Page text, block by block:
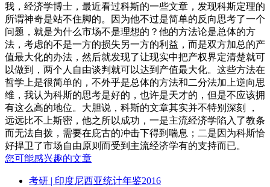
我，经济学博士，最近看过科斯的一些文章，发现科斯定理的
所谓神奇是站不住脚的。因为他不过是简单的反向思考了一个
问题，就是为什么市场不是理想的？他的方法论是总体的方
法，考虑的不是一方的损失另一方的利益，而是双方加总的产
值最大化的办法，然后就发现了让现实中把产权界定清楚就可
以做到，两个人自由谈判就可以达到产值最大化。这些方法在
哲学上是很简单的，不外乎是总体的方法和二分法加上逆向思
维，我认为科斯的思考是好的，也许是天才的，但是不应该拥
有这么高的地位。大胆说，科斯的文章其实并不特别深刻 ，
远远比不上斯密，他之所以成功，一是主流经济学陷入了教条
而无法自拨，需要在庇古的冲击下得到喘息；二是因为科斯恰
好捍卫了市场自由原则而受到主流经济学有的支持而已。
您可能感兴趣的文章
考研 | 印度尼西亚统计年鉴2016